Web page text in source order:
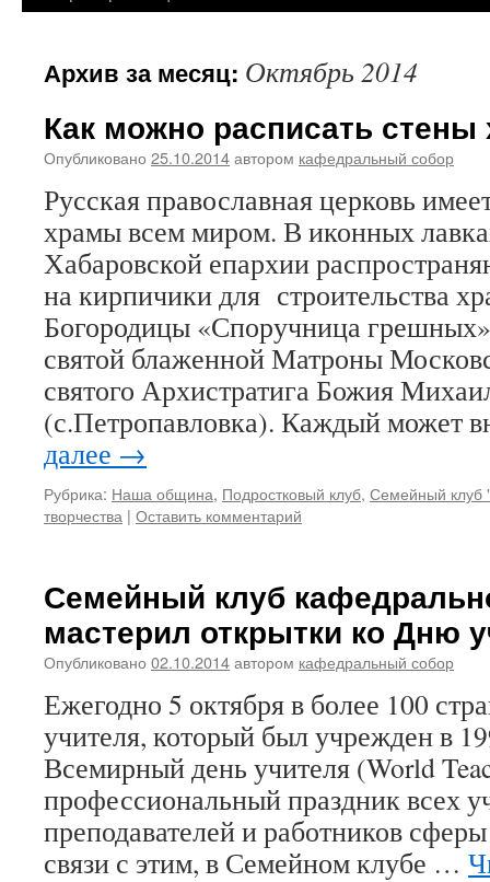
Архив за месяц: Октябрь 2014
Как можно расписать стены
Опубликовано 25.10.2014автором кафедральный собор
Русская православная церковь
храмы всем миром. В иконных
Хабаровской епархии
на кирпичики для строительства
Богородицы «Споручница
святой блаженной Матроны
святого Архистратига Божия
(с.Петропавловка). Каждый может
далее →
Рубрика: Наша община, Подростковый клуб, Семейный клуб
творчества | Оставить комментарий
Семейный клуб
мастерил открытки ко Дню
Опубликовано 02.10.2014автором кафедральный собор
Ежегодно 5 октября в более 100
учителя, который был учрежден в
Всемирный день учителя (World
профессиональный праздник всех
преподавателей и работников
связи с этим, в Семейном клубе …